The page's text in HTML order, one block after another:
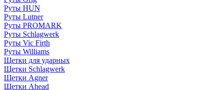
Руты HUN
Руты Lutner
Руты PROMARK
Руты Schlagwerk
Руты Vic Firth
Руты Williams
Щетки для ударных
Щетки Schlagwerk
Щетки Agner
Щетки Ahead